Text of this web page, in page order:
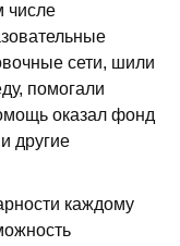
числе
сети, шили
помогали
оказал фонд
другие
каждому